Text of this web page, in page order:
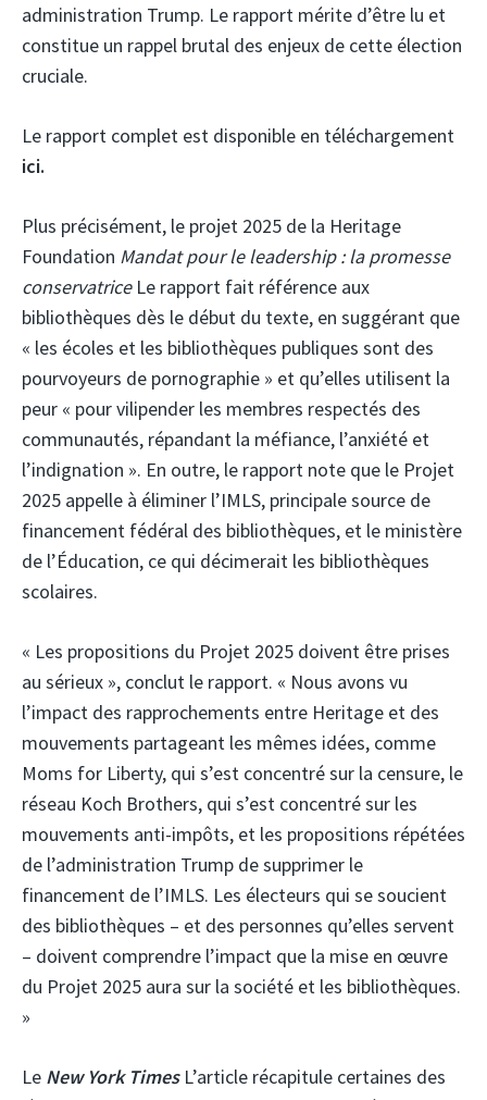
administration Trump. Le rapport mérite d’être lu et
constitue un rappel brutal des enjeux de cette élection
cruciale.
Le rapport complet est disponible en téléchargement
ici.
Plus précisément, le projet 2025 de la Heritage
Foundation Mandat pour le leadership : la promesse
conservatriceLe rapport fait référence aux
bibliothèques dès le début du texte, en suggérant que
« les écoles et les bibliothèques publiques sont des
pourvoyeurs de pornographie » et qu’elles utilisent la
peur « pour vilipender les membres respectés des
communautés, répandant la méfiance, l’anxiété et
l’indignation ». En outre, le rapport note que le Projet
2025 appelle à éliminer l’IMLS, principale source de
financement fédéral des bibliothèques, et le ministère
de l’Éducation, ce qui décimerait les bibliothèques
scolaires.
« Les propositions du Projet 2025 doivent être prises
au sérieux », conclut le rapport. « Nous avons vu
l’impact des rapprochements entre Heritage et des
mouvements partageant les mêmes idées, comme
Moms for Liberty, qui s’est concentré sur la censure, le
réseau Koch Brothers, qui s’est concentré sur les
mouvements anti-impôts, et les propositions répétées
de l’administration Trump de supprimer le
financement de l’IMLS. Les électeurs qui se soucient
des bibliothèques – et des personnes qu’elles servent
– ​​doivent comprendre l’impact que la mise en œuvre
du Projet 2025 aura sur la société et les bibliothèques.
»
Le New York TimesL’article récapitule certaines des